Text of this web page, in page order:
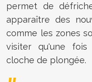
permet de
apparaître des
comme les zones
visiter qu'une
cloche de plongée.